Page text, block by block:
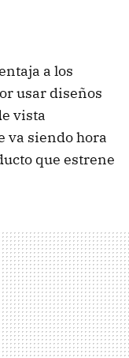
a los
usar diseños
vista
va siendo hora
que estrene